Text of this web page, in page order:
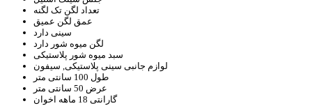
تعداد لگن تک لگنه
عمق لگن عمیق
سینی دارد
لگن میوه شور دارد
سبد میوه شور پلاستیکی
لوازم جانبی سینی پلاستیکی, سیفون
طول 100 سانتی متر
عرض 50 سانتی متر
گارانتی 18 ماهه اخوان